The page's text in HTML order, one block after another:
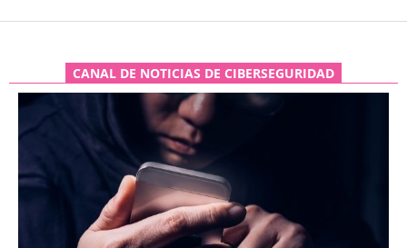
CANAL DE NOTICIAS DE CIBERSEGURIDAD